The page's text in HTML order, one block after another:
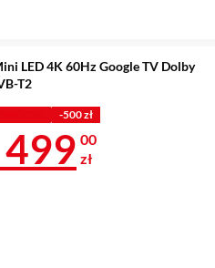
LED 4K 60Hz Google TV Dolby
T2
-500 zł
3 499 zł
499 00
zł